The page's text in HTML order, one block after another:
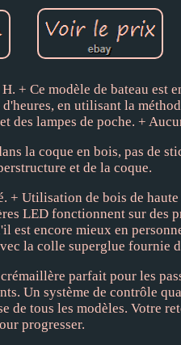
+ Ce modèle de bateau est
en utilisant la
des lampes de poche. +
la coque en bois, pas de
et de la coque.
+ Utilisation de bois de
LED fonctionnent sur des
est encore mieux en
la colle superglue fournie
parfait pour les
Un système de contrôle
de tous les modèles. Votre
progresser.